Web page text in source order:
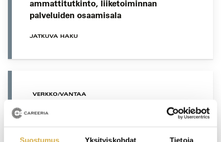
Suostumus Yksityiskohdat Tietoja
ammattitutkinto, liiketoiminnan
palveluiden osaamisala
JATKUVA HAKU
VERKKO/VANTAA
Terveydenhuollon sihteeri |
Liiketoiminnan ammattitutkinto,
liiketoiminnan palveluiden osaamisala